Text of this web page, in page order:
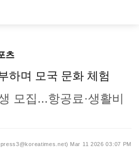
츠
하며 모국 문화 체험
모집...항공료·생활비
Mar 11 2026 03:07 PM